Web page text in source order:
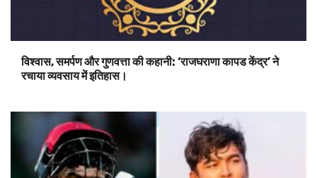
विश्वास, समर्पण और गुणवत्ता की कहानी: ‘राजघराणा कापड केंद्र’ ने
रचाया व्यवसाय में इतिहास।